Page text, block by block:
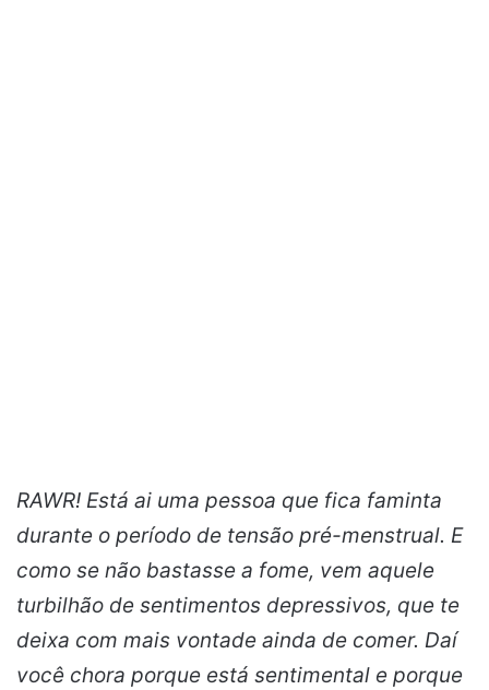
RAWR! Está ai uma pessoa que fica faminta
durante o período de tensão pré-menstrual. E
como se não bastasse a fome, vem aquele
turbilhão de sentimentos depressivos, que te
deixa com mais vontade ainda de comer. Daí
você chora porque está sentimental e porque